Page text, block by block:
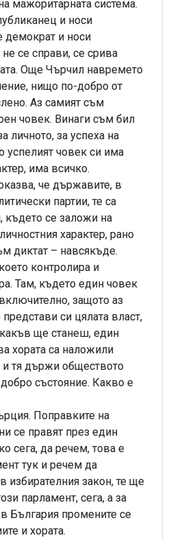
мажоритарната система.
и носи
демократ и носи
се справи, се срива
Още Чърчил навремето
нищо по-добро от
Аз самият съм
човек. Винаги съм бил
личното, за успеха на
успелият човек си има
има всичко.
че държавите, в
партии, те са
където се заложи на
характер, рано
диктат – навсякъде.
контролира и
Там, където един човек
защото аз
си цялата власт,
ще станеш, един
хората са наложили
и тя държи обществото
състояние. Какво е
Поправките на
се правят през един
сега, да речем, това е
тук и речем да
избирателния закон, те ще
парламент, сега, а за
България промените се
и хората.